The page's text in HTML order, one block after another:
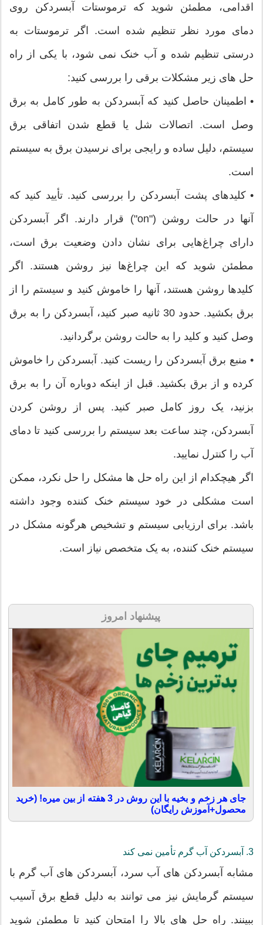
اقدامی، مطمئن شوید که ترموستات آبسردکن روی
دمای مورد نظر تنظیم شده است. اگر ترموستات به
درستی تنظیم شده و آب خنک نمی شود، با یکی از راه
حل های زیر مشکلات برقی را بررسی کنید:
• اطمینان حاصل کنید که آبسردکن به طور کامل به برق
وصل است. اتصالات شل یا قطع شدن اتفاقی برق
سیستم، دلیل ساده و رایجی برای نرسیدن برق به سیستم
است.
• کلیدهای پشت آبسردکن را بررسی کنید. تأیید کنید که
آنها در حالت روشن ("on") قرار دارند. اگر آبسردکن
دارای چراغ‌هایی برای نشان دادن وضعیت برق است،
مطمئن شوید که این چراغ‌ها نیز روشن هستند. اگر
کلیدها روشن هستند، آنها را خاموش کنید و سیستم را از
برق بکشید. حدود 30 ثانیه صبر کنید، آبسردکن را به برق
وصل کنید و کلید را به حالت روشن برگردانید.
• منبع برق آبسردکن را ریست کنید. آبسردکن را خاموش
کرده و از برق بکشید. قبل از اینکه دوباره آن را به برق
بزنید، یک روز کامل صبر کنید. پس از روشن کردن
آبسردکن، چند ساعت بعد سیستم را بررسی کنید تا دمای
آب را کنترل نمایید.
اگر هیچکدام از این راه حل ها مشکل را حل نکرد، ممکن
است مشکلی در خود سیستم خنک کننده وجود داشته
باشد. برای ارزیابی سیستم و تشخیص هرگونه مشکل در
سیستم خنک کننده، به یک متخصص نیاز است.
پیشنهاد امروز
جای هر زخم و بخیه با این روش در 3 هفته از بین میره! (خرید
محصول+آموزش رایگان)
3. آبسردکن آب گرم تأمین نمی کند
مشابه آبسردکن های آب سرد، آبسردکن های آب گرم با
سیستم گرمایش نیز می توانند به دلیل قطع برق آسیب
ببینند. راه حل های بالا را امتحان کنید تا مطمئن شوید